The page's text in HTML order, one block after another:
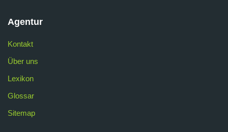
Agentur
Kontakt
Über uns
Lexikon
Glossar
Sitemap